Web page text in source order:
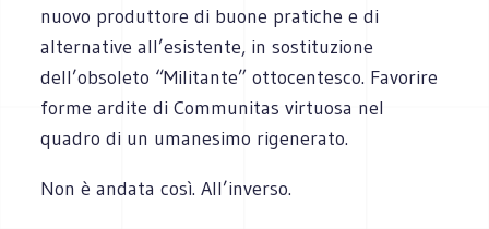
nuovo produttore di buone pratiche e di
alternative all’esistente, in sostituzione
dell’obsoleto “Militante” ottocentesco. Favorire
forme ardite di Communitas virtuosa nel
quadro di un umanesimo rigenerato.
Non è andata così. All’inverso.